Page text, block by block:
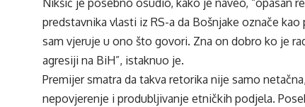
Nikšić je posebno osudio, kako je naveo, “opasan
predstavnika vlasti iz RS-a da Bošnjake označe
sam vjeruje u ono što govori. Zna on dobro ko je
agresiji na BiH”, istaknuo je.
Premijer smatra da takva retorika nije samo
nepovjerenje i produbljivanje etničkih podjela.